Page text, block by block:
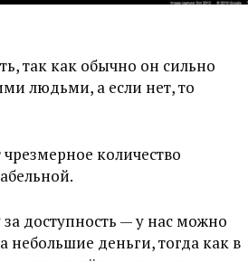
так как обычно он сильно
людьми, а если нет, то
количество
доступность — у нас можно
небольшие деньги, тогда как в